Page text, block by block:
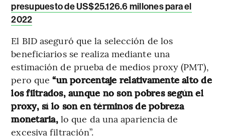
presupuesto de US$25.126.6 millones para el
2022
El BID aseguró que la selección de los
beneficiarios se realiza mediante una
estimación de prueba de medios proxy (PMT),
pero que“un porcentaje relativamente alto de
los filtrados, aunque no son pobres según el
proxy, sí lo son en términos de pobreza
monetaria,lo que da una apariencia de
excesiva filtración”.